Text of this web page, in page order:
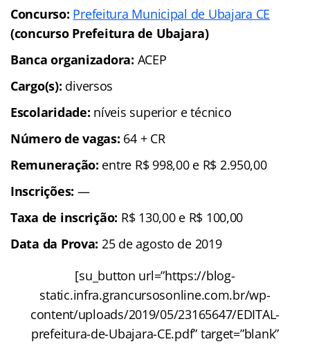
Concurso: Prefeitura Municipal de Ubajara CE
(concurso Prefeitura de Ubajara)
Banca organizadora: ACEP
Cargo(s): diversos
Escolaridade: níveis superior e técnico
Número de vagas: 64 + CR
Remuneração: entre R$ 998,00 e R$ 2.950,00
Inscrições: —
Taxa de inscrição: R$ 130,00 e R$ 100,00
Data da Prova: 25 de agosto de 2019
[su_button url=”https://blog-
static.infra.grancursosonline.com.br/wp-
content/uploads/2019/05/23165647/EDITAL-
prefeitura-de-Ubajara-CE.pdf” target=”blank”